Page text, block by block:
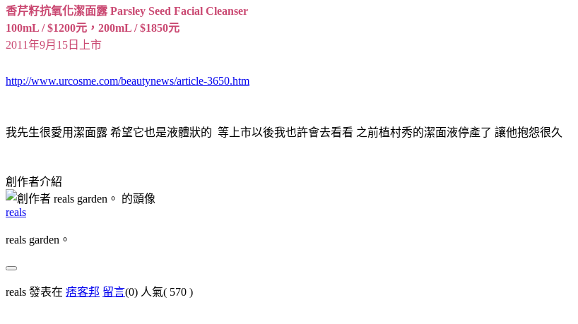
香芹籽抗氧化潔面露 Parsley Seed Facial Cleanser
100mL / $1200元，200mL / $1850元
2011年9月15日上市
http://www.urcosme.com/beautynews/article-3650.htm
我先生很愛用潔面露 希望它也是液體狀的 等上市以後我也許會去看看 之前植村秀的潔面液停產了 讓他抱怨很久
創作者介紹
reals
reals garden。
reals 發表在 痞客邦 留言(0) 人氣( 570 )